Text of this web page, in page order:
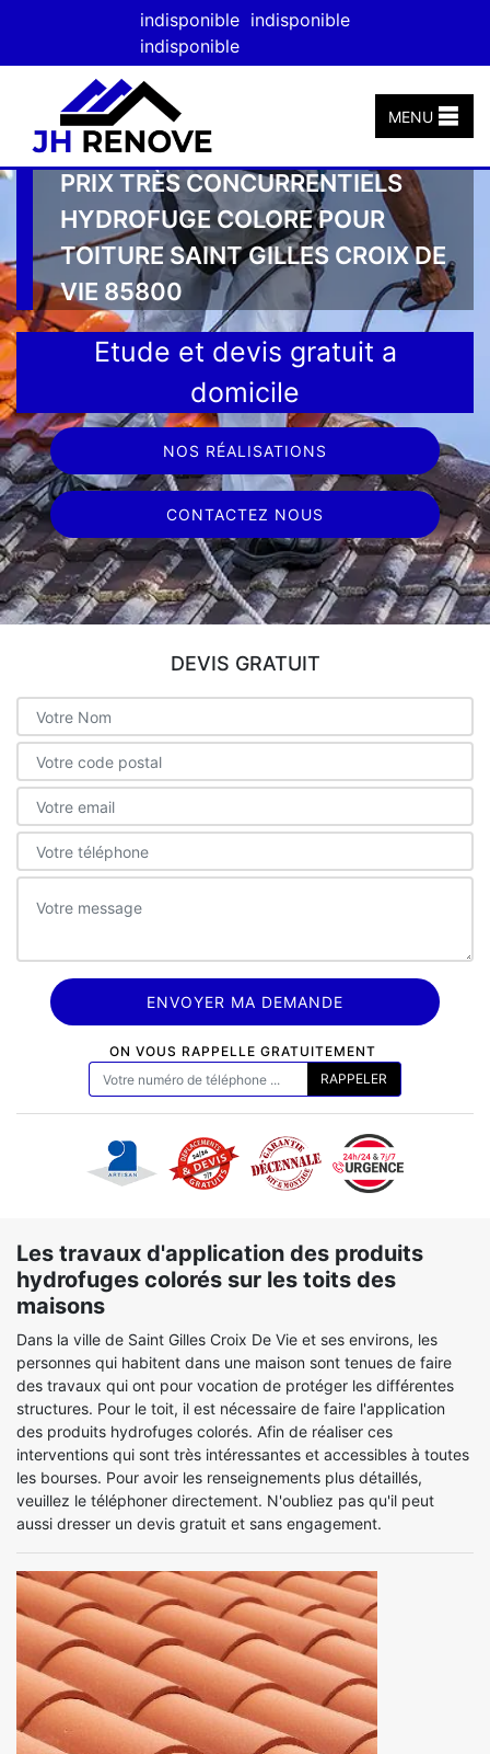
indisponible indisponible
indisponible
MENU
PRIX TRÈS CONCURRENTIELS
HYDROFUGE COLORE POUR
TOITURE SAINT GILLES CROIX DE
VIE 85800
Etude et devis gratuit a
domicile
NOS RÉALISATIONS
CONTACTEZ NOUS
DEVIS GRATUIT
ON VOUS RAPPELLE GRATUITEMENT
Les travaux d'application des produits
hydrofuges colorés sur les toits des
maisons
Dans la ville de Saint Gilles Croix De Vie et ses environs, les
personnes qui habitent dans une maison sont tenues de faire
des travaux qui ont pour vocation de protéger les différentes
structures. Pour le toit, il est nécessaire de faire l'application
des produits hydrofuges colorés. Afin de réaliser ces
interventions qui sont très intéressantes et accessibles à toutes
les bourses. Pour avoir les renseignements plus détaillés,
veuillez le téléphoner directement. N'oubliez pas qu'il peut
aussi dresser un devis gratuit et sans engagement.